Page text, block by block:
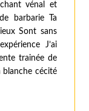
vénal et
barbarie Ta
Sont sans
J’ai
trainée de
cécité